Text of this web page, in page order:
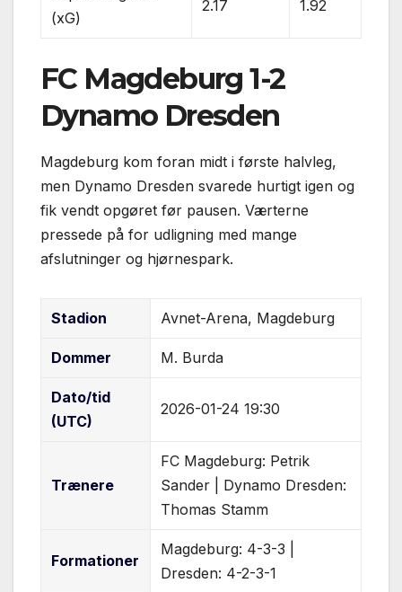
(xG)
2.17 1.92
FC Magdeburg 1-2
Dynamo Dresden
Magdeburg kom foran midt i første halvleg,
men Dynamo Dresden svarede hurtigt igen og
fik vendt opgøret før pausen. Værterne
pressede på for udligning med mange
afslutninger og hjørnespark.
Stadion Avnet-Arena, Magdeburg
Dommer M. Burda
Dato/tid
(UTC)
2026-01-24 19:30
Trænere
FC Magdeburg: Petrik
Sander | Dynamo Dresden:
Thomas Stamm
Formationer
Magdeburg: 4-3-3 |
Dresden: 4-2-3-1